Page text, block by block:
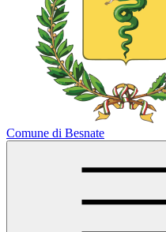
Comune di Besnate